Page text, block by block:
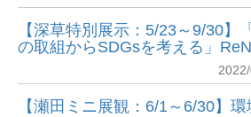
【深草特別展示：5/23～9/30】
の取組からSDGsを考える」
【瀬田ミニ展観：6/1～6/30】環